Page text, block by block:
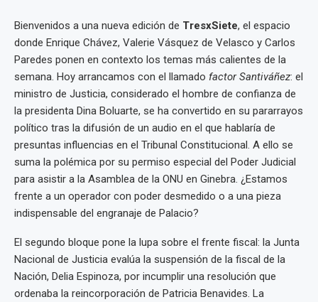
Bienvenidos a una nueva edición de TresxSiete, el espacio
donde Enrique Chávez, Valerie Vásquez de Velasco y Carlos
Paredes ponen en contexto los temas más calientes de la
semana. Hoy arrancamos con el llamado factor Santiváñez: el
ministro de Justicia, considerado el hombre de confianza de
la presidenta Dina Boluarte, se ha convertido en su pararrayos
político tras la difusión de un audio en el que hablaría de
presuntas influencias en el Tribunal Constitucional. A ello se
suma la polémica por su permiso especial del Poder Judicial
para asistir a la Asamblea de la ONU en Ginebra. ¿Estamos
frente a un operador con poder desmedido o a una pieza
indispensable del engranaje de Palacio?
El segundo bloque pone la lupa sobre el frente fiscal: la Junta
Nacional de Justicia evalúa la suspensión de la fiscal de la
Nación, Delia Espinoza, por incumplir una resolución que
ordenaba la reincorporación de Patricia Benavides. La